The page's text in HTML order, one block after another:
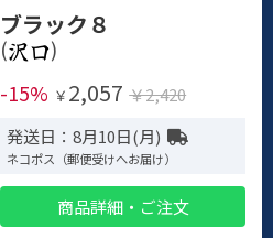
ブラック８
(
)
-15% ￥ 2,057 ￥2,420
発送日：8月10日(月)
ネコポス（郵便受けへお届け）
商品詳細・ご注文